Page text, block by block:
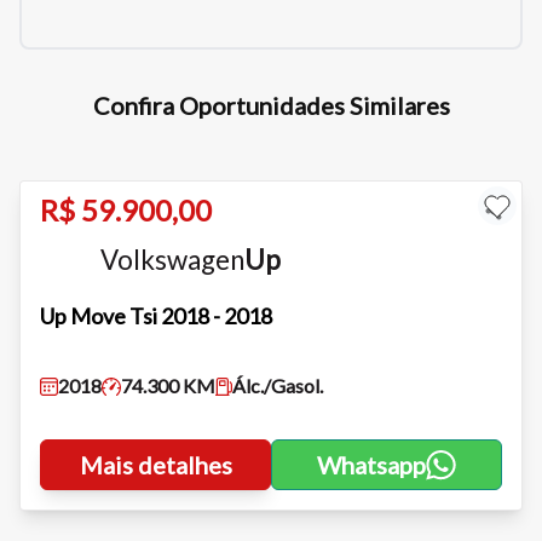
teclado.
Confira Oportunidades Similares
R$ 59.900,00
VolkswagenUp
Up Move Tsi 2018 - 2018
2018 74.300 KM Álc./Gasol.
Mais detalhes Whatsapp